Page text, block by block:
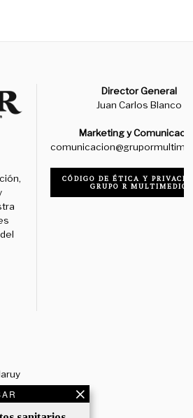
Director General
Juan Carlos Blanco
Marketing y
CÓDIGO DE ÉTICA Y
GRUPO R MULTIMEDIO